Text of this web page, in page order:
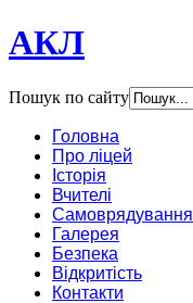
АКЛ
Пошук по сайту
Головна
Про ліцей
Історія
Вчителі
Самоврядування
Галерея
Безпека
Відкритість
Контакти